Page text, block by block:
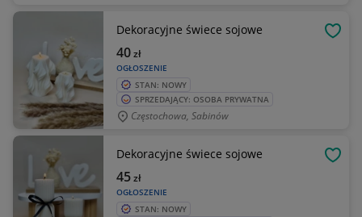
Dekoracyjne świece sojowe
OGŁOSZENIE
40zł
STAN: NOWY
SPRZEDAJĄCY: OSOBA PRYWATNA
Częstochowa, Sabinów
Dekoracyjne świece sojowe
OGŁOSZENIE
45zł
STAN: NOWY